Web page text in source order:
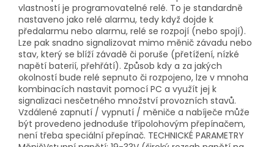
vlastností je programovatelné relé. To je standardně
nastaveno jako relé alarmu, tedy když dojde k
předalarmu nebo alarmu, relé se rozpojí (nebo spojí).
Lze pak snadno signalizovat mimo měnič závadu nebo
stav, který se blíží závadě či poruše (přetížení, nízké
napětí baterií, přehřátí). Způsob kdy a za jakých
okolností bude relé sepnuto či rozpojeno, lze v mnoha
kombinacích nastavit pomocí PC a využít jej k
signalizaci nesčetného množství provozních stavů.
Vzdálené zapnutí / vypnutí / měniče a nabíječe může
být provedeno jednoduše třípolohovým přepínačem,
není třeba speciální přepínač. TECHNICKÉ PARAMETRY